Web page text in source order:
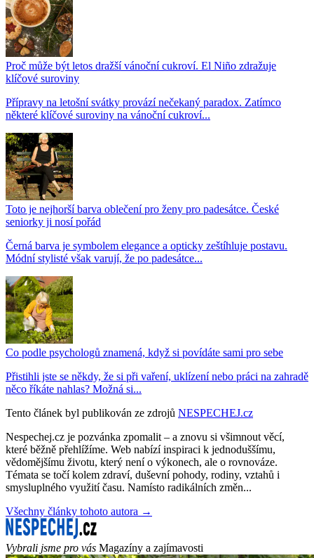
Proč může být letos dražší vánoční cukroví. El Niño zdražuje
klíčové suroviny
Přípravy na letošní svátky provází nečekaný paradox. Zatímco
některé klíčové suroviny na vánoční cukroví...
Toto je nejhorší barva oblečení pro ženy pro padesátce. České
seniorky ji nosí pořád
Černá barva je symbolem elegance a opticky zeštíhluje postavu.
Módní stylisté však varují, že po padesátce...
Co podle psychologů znamená, když si povídáte sami pro sebe
Přistihli jste se někdy, že si při vaření, uklízení nebo práci na zahradě
něco říkáte nahlas? Možná si...
Tento článek byl publikován ze zdrojů NESPECHEJ.cz
Nespechej.cz je pozvánka zpomalit – a znovu si všimnout věcí,
které běžně přehlížíme. Web nabízí inspiraci k jednoduššímu,
vědomějšímu životu, který není o výkonech, ale o rovnováze.
Témata se točí kolem zdraví, duševní pohody, rodiny, vztahů i
smysluplného využití času. Namísto radikálních změn...
Všechny články tohoto autora →
Vybrali jsme pro vás Magazíny a zajímavosti